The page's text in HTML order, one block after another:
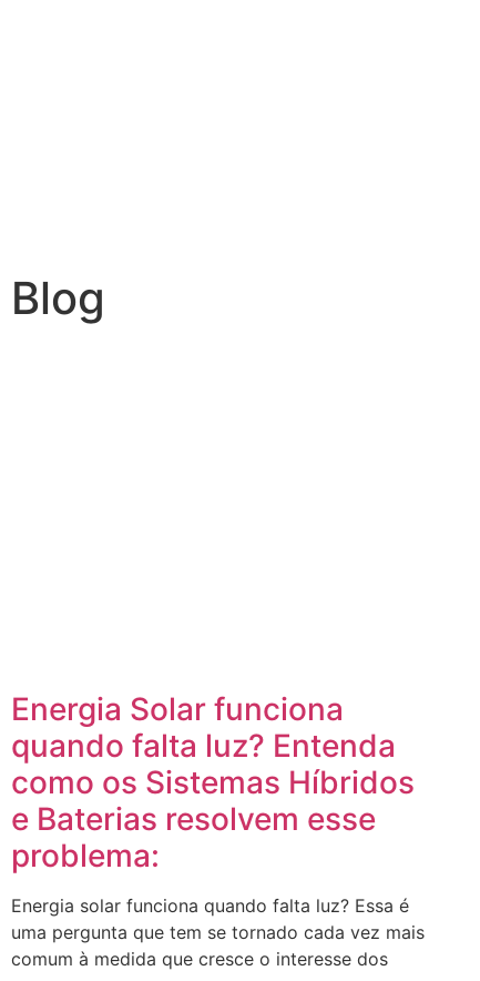
Blog
Energia Solar funciona
quando falta luz? Entenda
como os Sistemas Híbridos
e Baterias resolvem esse
problema:
Energia solar funciona quando falta luz? Essa é
uma pergunta que tem se tornado cada vez mais
comum à medida que cresce o interesse dos